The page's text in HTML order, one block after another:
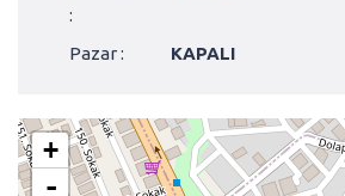
:
Pazar : KAPALI
+
-